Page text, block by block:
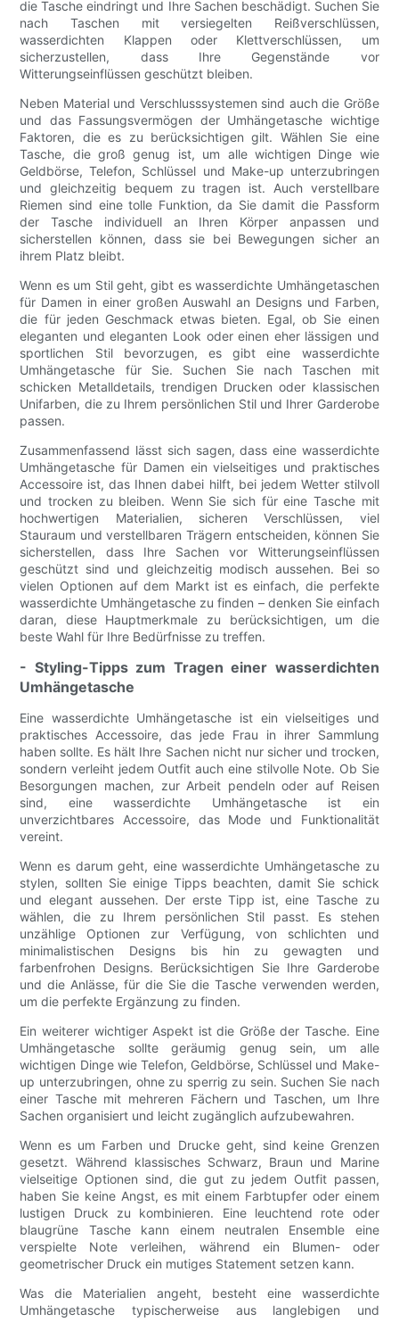
die Tasche eindringt und Ihre Sachen beschädigt. Suchen Sie
nach Taschen mit versiegelten Reißverschlüssen,
wasserdichten Klappen oder Klettverschlüssen, um
sicherzustellen, dass Ihre Gegenstände vor
Witterungseinflüssen geschützt bleiben.
Neben Material und Verschlusssystemen sind auch die Größe
und das Fassungsvermögen der Umhängetasche wichtige
Faktoren, die es zu berücksichtigen gilt. Wählen Sie eine
Tasche, die groß genug ist, um alle wichtigen Dinge wie
Geldbörse, Telefon, Schlüssel und Make-up unterzubringen
und gleichzeitig bequem zu tragen ist. Auch verstellbare
Riemen sind eine tolle Funktion, da Sie damit die Passform
der Tasche individuell an Ihren Körper anpassen und
sicherstellen können, dass sie bei Bewegungen sicher an
ihrem Platz bleibt.
Wenn es um Stil geht, gibt es wasserdichte Umhängetaschen
für Damen in einer großen Auswahl an Designs und Farben,
die für jeden Geschmack etwas bieten. Egal, ob Sie einen
eleganten und eleganten Look oder einen eher lässigen und
sportlichen Stil bevorzugen, es gibt eine wasserdichte
Umhängetasche für Sie. Suchen Sie nach Taschen mit
schicken Metalldetails, trendigen Drucken oder klassischen
Unifarben, die zu Ihrem persönlichen Stil und Ihrer Garderobe
passen.
Zusammenfassend lässt sich sagen, dass eine wasserdichte
Umhängetasche für Damen ein vielseitiges und praktisches
Accessoire ist, das Ihnen dabei hilft, bei jedem Wetter stilvoll
und trocken zu bleiben. Wenn Sie sich für eine Tasche mit
hochwertigen Materialien, sicheren Verschlüssen, viel
Stauraum und verstellbaren Trägern entscheiden, können Sie
sicherstellen, dass Ihre Sachen vor Witterungseinflüssen
geschützt sind und gleichzeitig modisch aussehen. Bei so
vielen Optionen auf dem Markt ist es einfach, die perfekte
wasserdichte Umhängetasche zu finden – denken Sie einfach
daran, diese Hauptmerkmale zu berücksichtigen, um die
beste Wahl für Ihre Bedürfnisse zu treffen.
- Styling-Tipps zum Tragen einer wasserdichten
Umhängetasche
Eine wasserdichte Umhängetasche ist ein vielseitiges und
praktisches Accessoire, das jede Frau in ihrer Sammlung
haben sollte. Es hält Ihre Sachen nicht nur sicher und trocken,
sondern verleiht jedem Outfit auch eine stilvolle Note. Ob Sie
Besorgungen machen, zur Arbeit pendeln oder auf Reisen
sind, eine wasserdichte Umhängetasche ist ein
unverzichtbares Accessoire, das Mode und Funktionalität
vereint.
Wenn es darum geht, eine wasserdichte Umhängetasche zu
stylen, sollten Sie einige Tipps beachten, damit Sie schick
und elegant aussehen. Der erste Tipp ist, eine Tasche zu
wählen, die zu Ihrem persönlichen Stil passt. Es stehen
unzählige Optionen zur Verfügung, von schlichten und
minimalistischen Designs bis hin zu gewagten und
farbenfrohen Designs. Berücksichtigen Sie Ihre Garderobe
und die Anlässe, für die Sie die Tasche verwenden werden,
um die perfekte Ergänzung zu finden.
Ein weiterer wichtiger Aspekt ist die Größe der Tasche. Eine
Umhängetasche sollte geräumig genug sein, um alle
wichtigen Dinge wie Telefon, Geldbörse, Schlüssel und Make-
up unterzubringen, ohne zu sperrig zu sein. Suchen Sie nach
einer Tasche mit mehreren Fächern und Taschen, um Ihre
Sachen organisiert und leicht zugänglich aufzubewahren.
Wenn es um Farben und Drucke geht, sind keine Grenzen
gesetzt. Während klassisches Schwarz, Braun und Marine
vielseitige Optionen sind, die gut zu jedem Outfit passen,
haben Sie keine Angst, es mit einem Farbtupfer oder einem
lustigen Druck zu kombinieren. Eine leuchtend rote oder
blaugrüne Tasche kann einem neutralen Ensemble eine
verspielte Note verleihen, während ein Blumen- oder
geometrischer Druck ein mutiges Statement setzen kann.
Was die Materialien angeht, besteht eine wasserdichte
Umhängetasche typischerweise aus langlebigen und